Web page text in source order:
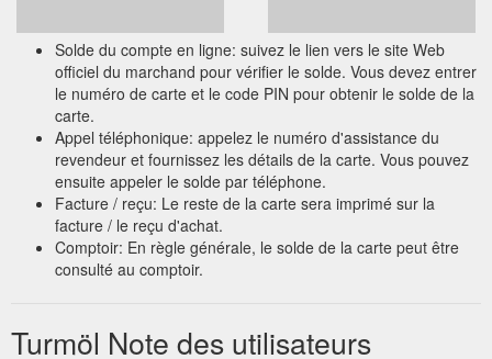
Solde du compte en ligne: suivez le lien vers le site Web
officiel du marchand pour vérifier le solde. Vous devez entrer
le numéro de carte et le code PIN pour obtenir le solde de la
carte.
Appel téléphonique: appelez le numéro d'assistance du
revendeur et fournissez les détails de la carte. Vous pouvez
ensuite appeler le solde par téléphone.
Facture / reçu: Le reste de la carte sera imprimé sur la
facture / le reçu d'achat.
Comptoir: En règle générale, le solde de la carte peut être
consulté au comptoir.
Turmöl Note des utilisateurs